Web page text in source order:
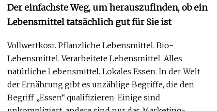
Der einfachste Weg, um herauszufinden, ob ein
Lebensmittel tatsächlich gut für Sie ist
Vollwertkost. Pflanzliche Lebensmittel. Bio-
Lebensmittel. Verarbeitete Lebensmittel. Alles
natürliche Lebensmittel. Lokales Essen. In der Welt
der Ernährung gibt es unzählige Begriffe, die den
Begriff „Essen“ qualifizieren. Einige sind